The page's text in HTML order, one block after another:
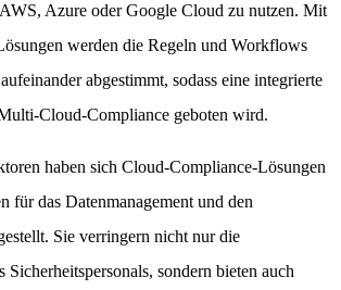
Azure oder Google Cloud zu nutzen. Mit
werden die Regeln und Workflows
abgestimmt, sodass eine integrierte
Cloud-Compliance geboten wird.
haben sich Cloud-Compliance-Lösungen
für das Datenmanagement und den
Sie verringern nicht nur die
Sicherheitspersonals, sondern bieten auch